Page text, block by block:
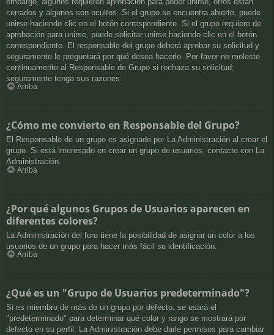
cerrados y algunos son ocultos. Si el grupo se encuentra abierto, puede
unirse haciendo clic en el botón correspondiente. Si el grupo requiere de
aprobación para unirse, puede solicitar unirse haciendo clic en el botón
correspondiente. El responsable del grupo deberá aprobar su solicitud y
seguramente le preguntará por qué desea hacerlo. Por favor no moleste
continuamente al Responsable de Grupo si rechaza su solicitud;
seguramente tenga sus razones.
Arriba
¿Cómo me convierto en Responsable del Grupo?
El Responsable de un grupo es asignado por La Administración al crear el
grupo. Si está interesado en crear un grupo de usuarios, contacte con La
Administración.
Arriba
¿Por qué algunos Grupos de Usuarios aparecen en
diferentes colores?
La Administración del foro tiene la posibilidad de asignar un color a los
usuarios de un grupo para hacer más fácil su identificación.
Arriba
¿Qué es un "Grupo de Usuarios predeterminado"?
Si es miembro de más de un grupo por defecto, se usará el
"predeterminado" para determinar qué color y rango se mostrará por
defecto en su perfil. La Administración debe darle permisos para cambiar